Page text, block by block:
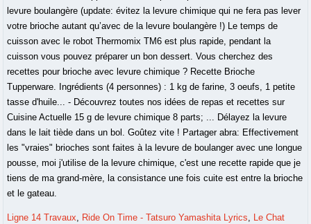
Ligne 14 Travaux, Ride On Time - Tatsuro Yamashita Lyrics, Le Chat